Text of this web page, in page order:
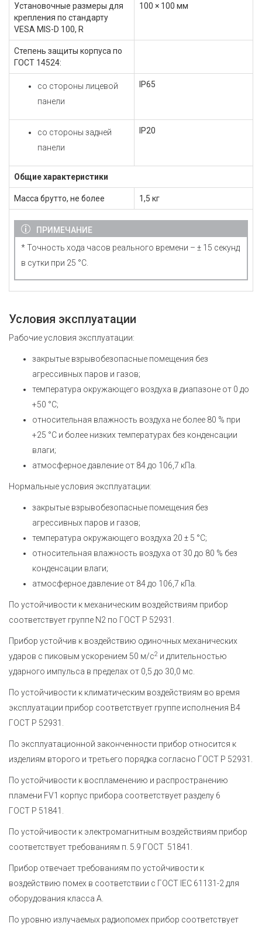
Установочные размеры для
крепления по стандарту
VESA MIS-D 100, R
100 × 100 мм
Степень защиты корпуса по
ГОСТ 14524:
со стороны лицевой
панели
IP65
со стороны задней
панели
IP20
Общие характеристики
Масса брутто, не более 1,5 кг
ПРИМЕЧАНИЕ
* Точность хода часов реального времени – ± 15 секунд
в сутки при 25 °C.
Условия эксплуатации
Рабочие условия эксплуатации:
закрытые взрывобезопасные помещения без
агрессивных паров и газов;
температура окружающего воздуха в диапазоне от 0 до
+50 °С;
относительная влажность воздуха не более 80 % при
+25 °С и более низких температурах без конденсации
влаги;
атмосферное давление от 84 до 106,7 кПа.
Нормальные условия эксплуатации:
закрытые взрывобезопасные помещения без
агрессивных паров и газов;
температура окружающего воздуха 20 ± 5 °С;
относительная влажность воздуха от 30 до 80 % без
конденсации влаги;
атмосферное давление от 84 до 106,7 кПа.
По устойчивости к механическим воздействиям прибор
соответствует группе N2 по ГОСТ Р 52931.
Прибор устойчив к воздействию одиночных механических
ударов с пиковым ускорением 50 м/с2 и длительностью
ударного импульса в пределах от 0,5 до 30,0 мс.
По устойчивости к климатическим воздействиям во время
эксплуатации прибор соответствует группе исполнения В4
ГОСТ Р 52931.
По эксплуатационной законченности прибор относится к
изделиям второго и третьего порядка согласно ГОСТ Р 52931.
По устойчивости к воспламенению и распространению
пламени FV1 корпус прибора соответствует разделу 6
ГОСТ Р 51841.
По устойчивости к электромагнитным воздействиям прибор
соответствует требованиям п. 5.9 ГОСТ 51841.
Прибор отвечает требованиям по устойчивости к
воздействию помех в соответствии с ГОСТ IEC 61131-2 для
оборудования класса А.
По уровню излучаемых радиопомех прибор соответствует